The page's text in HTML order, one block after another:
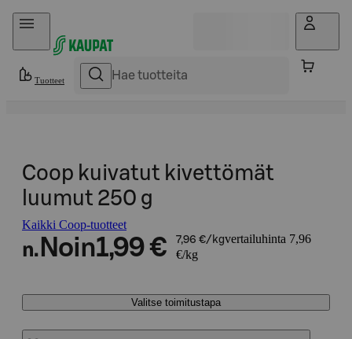
Hyppää sisältöön
Tuotteet
Coop kuivatut kivettömät
luumut 250 g
Kaikki Coop-tuotteet
n. Noin1,99 € 7,96 €/kgvertailuhinta 7,96
€/kg
Valitse toimitustapa